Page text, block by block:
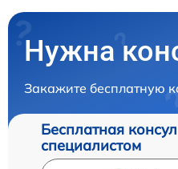
Нужна
Закажите бесплатную
Бесплатная
специалистом